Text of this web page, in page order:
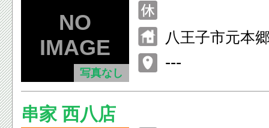
写真なし
八王子市元本
---
串家 西八店